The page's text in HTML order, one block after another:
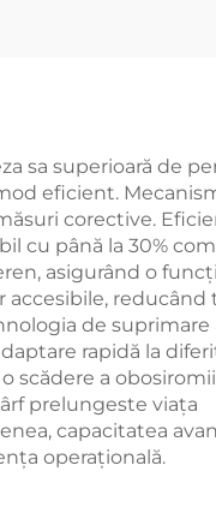
sa superioară de
eficient.
corective.
cu până la 30%
asigurând o
reducând
de suprimare
rapidă la
scădere a
prelungeste viața
capacitatea
operațională.